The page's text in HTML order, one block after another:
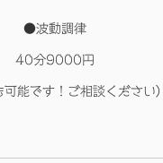
●波動調律
40分9000円
可能です！ご相談ください）